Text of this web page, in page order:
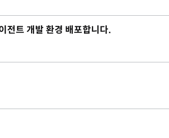
트 개발 환경 배포합니다.